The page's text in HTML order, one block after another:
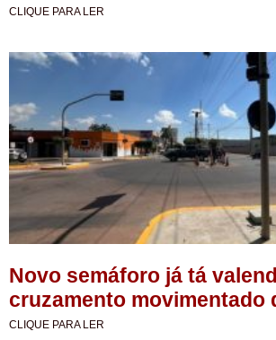
CLIQUE PARA LER
Novo semáforo já tá
cruzamento movimentado
CLIQUE PARA LER